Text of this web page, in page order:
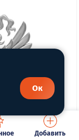
Добавить
Ок